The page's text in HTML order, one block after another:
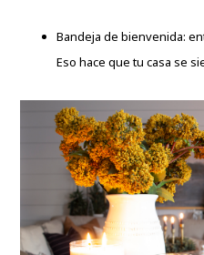
Bandeja de bienvenida:
Eso hace que tu casa se